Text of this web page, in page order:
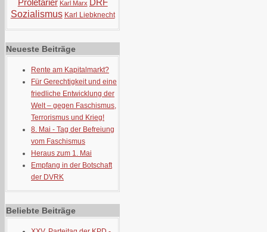
Proletarier Karl Marx DRF
Sozialismus Karl Liebknecht
Neueste Beiträge
Rente am Kapitalmarkt?
Für Gerechtigkeit und eine
friedliche Entwicklung der
Welt – gegen Faschismus,
Terrorismus und Krieg!
8. Mai - Tag der Befreiung
vom Faschismus
Heraus zum 1. Mai
Empfang in der Botschaft
der DVRK
Beliebte Beiträge